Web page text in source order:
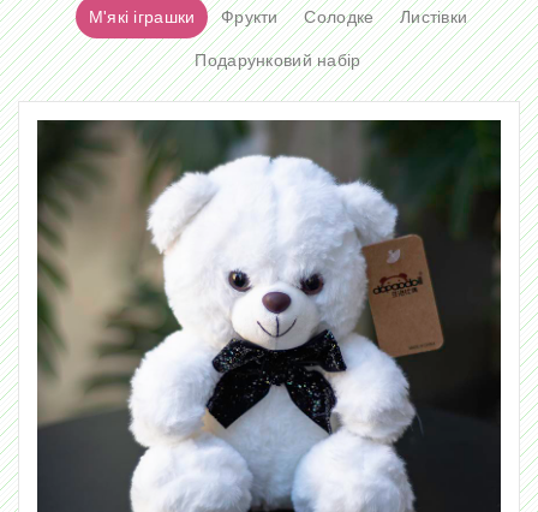
М'які іграшки Фрукти Солодке Листівки
Подарунковий набір